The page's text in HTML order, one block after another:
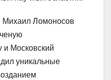
Михаил Ломоносов
и Московский
уникальные